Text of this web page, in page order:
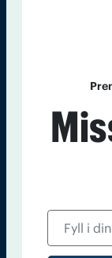
Chefredaktör
Kontakt
Läs
Accent